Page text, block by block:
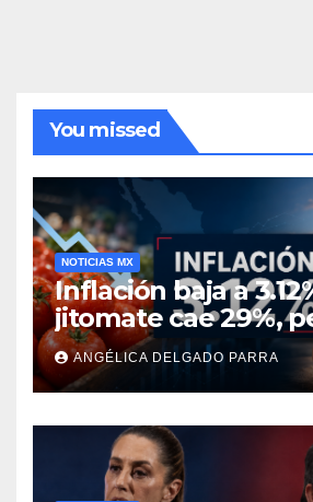
You missed
NOTICIAS MX
Inflación baja a
jitomate cae 29%,
cebolla y vuelos se
encarecen
ANGÉLICA DELGADO PARRA